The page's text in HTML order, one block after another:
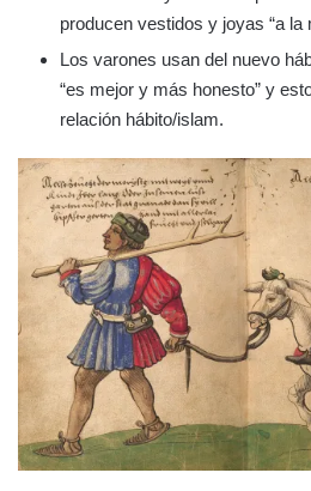
producen vestidos y joyas “a la
Los varones usan del nuevo
“es mejor y más honesto” y
relación hábito/islam.